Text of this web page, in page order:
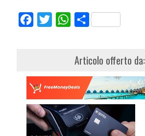
FacebookTwitterWhatsApp
Share
Articolo offerto da: